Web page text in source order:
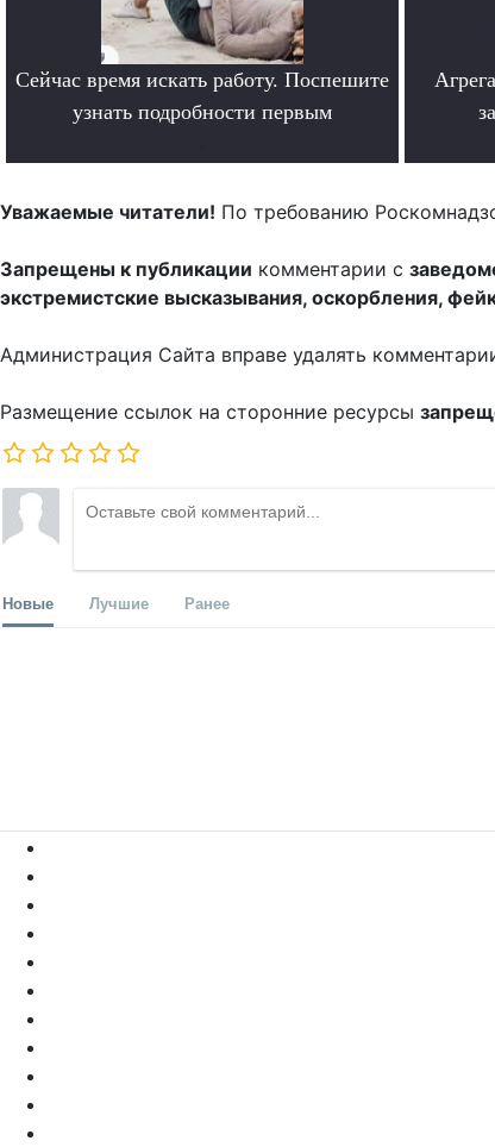
Сейчас время искать работу. Поспешите
узнать подробности первым
Уважаемые читатели! По требованию
Запрещены к публикации комментарии с
экстремистские высказывания, оскорбления,
Администрация Сайта вправе удалять
Размещение ссылок на сторонние ресурсы
Новые Лучшие Ранее